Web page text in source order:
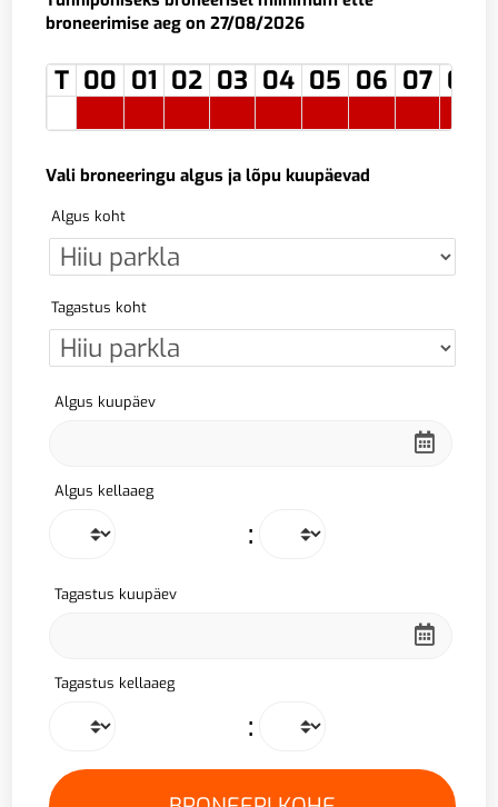
broneerimise aeg on 27/08/2026
T 00 01 02 03 04 05 06 07 08
Vali broneeringu algus ja lõpu kuupäevad
Algus koht
Tagastus koht
Algus kuupäev
Algus kellaaeg
:
Tagastus kuupäev
Tagastus kellaaeg
: